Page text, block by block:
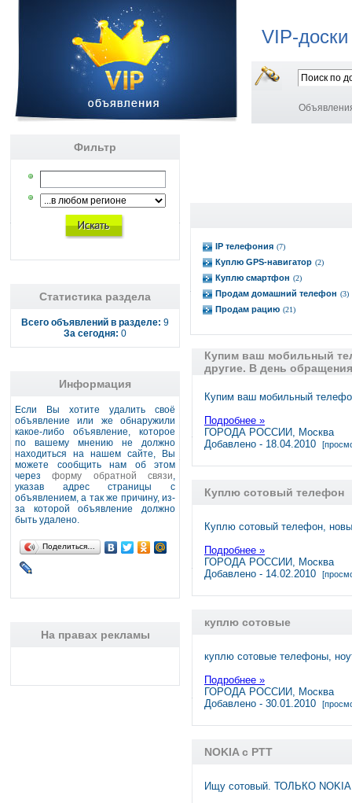
VIP-
Фильтр
Статистика раздела
Всего объявлений в разделе: 9
За сегодня: 0
Информация
Если Вы хотите удалить своё
объявление или же обнаружили
какое-либо объявление, которое
по вашему мнению не должно
находиться на нашем сайте, Вы
можете сообщить нам об этом
черезформу обратной связи,
указав адрес страницы с
объявлением, а так же причину, из-
за которой объявление должно
быть удалено.
Поделиться…
На правах рекламы
IP телефония (7)
Куплю GPS-навигатор (2)
Куплю смартфон (2)
Продам домашний телефон (3)
Продам рацию (21)
Купим ваш мобильный
другие. В день
Купим ваш мобильный
Подробнее »
ГОРОДА РОССИИ, Москва
Добавлено - 18.04.2010
Куплю сотовый телефон
Куплю сотовый телефон,
Подробнее »
ГОРОДА РОССИИ, Москва
Добавлено - 14.02.2010
куплю сотовые
куплю сотовые телефоны,
Подробнее »
ГОРОДА РОССИИ, Москва
Добавлено - 30.01.2010
NOKIA с РТТ
Ищу сотовый. ТОЛЬКО